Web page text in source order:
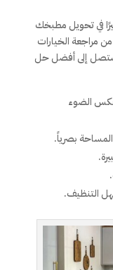
في تحويل مطبخك
مراجعة الخيارات
ستصل إلى أفضل حل
الضوء
بصرياً.
التنظيف.